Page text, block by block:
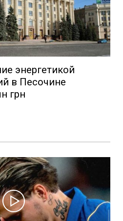
энергетикой
в Песочине
грн